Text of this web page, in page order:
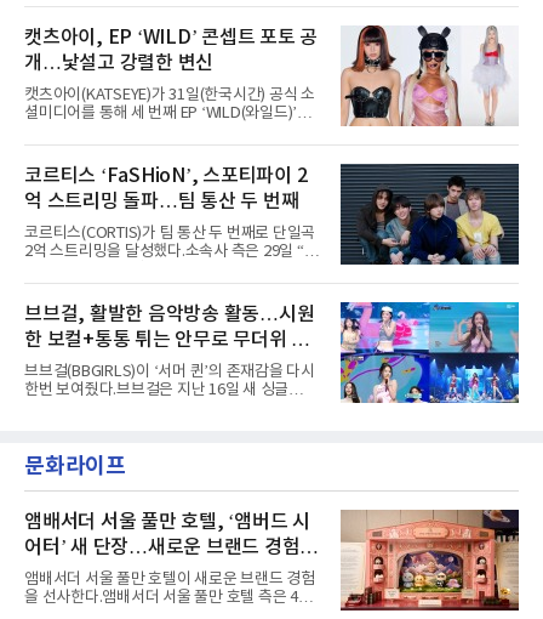
코르티스 등 K팝 스타들이 출연진 명단에 이름
을 올렸다.이날 에스파는
AxMxP는 데뷔 전부터 버스킹과 각종 페스티벌,
공연 무대에 오르며 실전 경험을 쌓아왔다.이들
은 소속사 패밀리 콘서트를 비롯해 '뷰티풀 민트
라이프 2025', '2025 부산국제록페스티벌' 등 대
형 무대에 잇달아 출연해 당찬 에너지와 풋풋한
매력으로 음악팬들의 눈도장을 찍었다.이후
AxMxP는 '카운트다운 판타지 2025-2026',
정적인 실력을 입증했고, 올해 '2026 어썸뮤직
페스티벌', '뷰티풀 민트 라이프 2026', '2026
캣츠아이, EP ‘WILD’ 콘셉트 포토 공
개…낯설고 강렬한 변신
캣츠아이(KATSEYE)가 31일(한국시간) 공식 소
셜미디어를 통해 세 번째 EP ‘WILD(와일드)’의
heart(와일드 하트)’라는 제목이 붙은 콘셉트 포
토에는 멤버들의 본능적이고 야성적인 면모가
강렬하게 담겼다. 짙은 아이섀도와 푸른빛·금빛·
붉은빛의 컬러 렌즈가 비현실적인 분위기를 자
아내고, 여러 원색이 불규칙하게 뒤섞인 멀티컬
러 헤어와 과감한 블루·블랙 립 메이크업이 낯설
고도 매혹적인 비주얼을 완성했다.스타일링 역
엣을 거침없이 결합했다. 멤버들은 각기 다른 개
성을 살린 스타일링을 선
코르티스 ‘FaSHioN’, 스포티파이 2
억 스트리밍 돌파…팀 통산 두 번째
코르티스(CORTIS)가 팀 통산 두 번째로 단일곡
2억 스트리밍을 달성했다.소속사 측은 29일 “코
벌 오디오·음원 스트리밍 플랫폼 스포티파이에
서 27일 자로 누적 재생 수 2억 회를 돌파했
다”고 밝혔다.곡이 발표된 지 약 10개월 만이다.
팀의 첫 번째 2억 스트리밍 곡은 동일 음반에 수
록된 ‘GO!’다. 이 노래는 공개 약 9개월 만인 지
난달 26일 자에 2억 고지를 밟았다. 이는 최근 5
년 내 데뷔한 보이그룹의 곡 중 최단기 2억 달성
했다. “내 티, 5 bucks 바지는, 만원” 등 멤버들
의 라이프 스타일
브브걸, 활발한 음악방송 활동…시원
한 보컬+통통 튀는 안무로 무더위 사
냥
브브걸(BBGIRLS)이 ‘서머 퀸’의 존재감을 다시
한번 보여줬다.브브걸은 지난 16일 새 싱글
MBC '쇼! 음악중심', SBS '인기가요' 등 주요 음
악방송 무대에 올라 화려한 퍼포먼스를 펼쳤다.
력을 앞세워 매 무대 색다른 볼거리를 선사했다.
특히 화사한 파스텔 톤의 비치웨어부터 청량한
마린룩, 햇살 아래 반짝이는 물결을 연상시키는
스커트, 강렬한 붉은 계열의 스타일링까지 각기
다른 매력을 선보였다. 브브걸은 다채로운 여름
패션을 완벽하게 소화하며 보
문화라이프
앰배서더 서울 풀만 호텔, ‘앰버드 시
어터’ 새 단장…새로운 브랜드 경험 선
사
앰배서더 서울 풀만 호텔이 새로운 브랜드 경험
을 선사한다.앰배서더 서울 풀만 호텔 측은 4일